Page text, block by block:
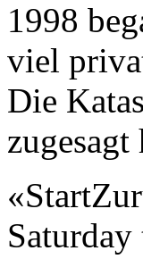
1998
viel
Die
zugesagt
«Start
Saturday